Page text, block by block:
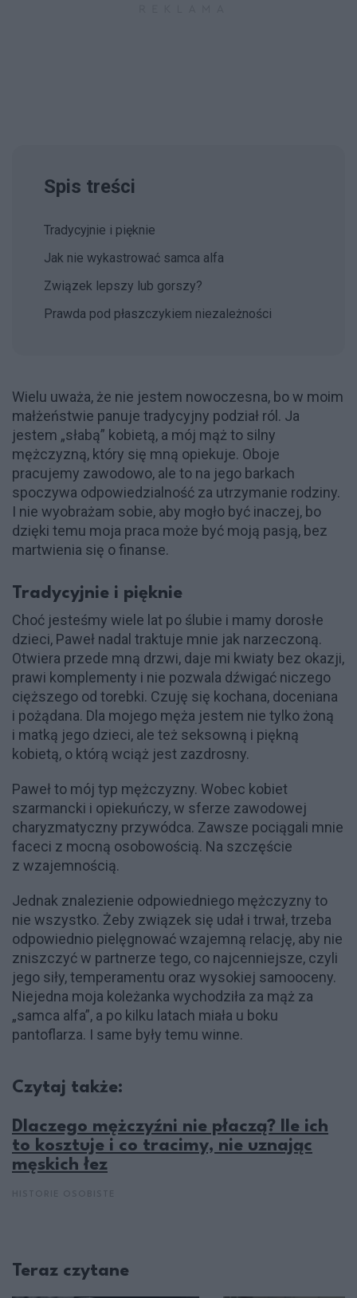
Spis treści
Tradycyjnie i pięknie
Jak nie wykastrować samca alfa
Związek lepszy lub gorszy?
Prawda pod płaszczykiem niezależności
Wielu uważa, że nie jestem nowoczesna, bo w moim
małżeństwie panuje tradycyjny podział ról. Ja
jestem „słabą” kobietą, a mój mąż to silny
mężczyzną, który się mną opiekuje. Oboje
pracujemy zawodowo, ale to na jego barkach
spoczywa odpowiedzialność za utrzymanie rodziny.
I nie wyobrażam sobie, aby mogło być inaczej, bo
dzięki temu moja praca może być moją pasją, bez
martwienia się o finanse.
Tradycyjnie i pięknie
Choć jesteśmy wiele lat po ślubie i mamy dorosłe
dzieci, Paweł nadal traktuje mnie jak narzeczoną.
Otwiera przede mną drzwi, daje mi kwiaty bez okazji,
prawi komplementy i nie pozwala dźwigać niczego
cięższego od torebki. Czuję się kochana, doceniana
i pożądana. Dla mojego męża jestem nie tylko żoną
i matką jego dzieci, ale też seksowną i piękną
kobietą, o którą wciąż jest zazdrosny.
Paweł to mój typ mężczyzny. Wobec kobiet
szarmancki i opiekuńczy, w sferze zawodowej
charyzmatyczny przywódca. Zawsze pociągali mnie
faceci z mocną osobowością. Na szczęście
z wzajemnością.
Jednak znalezienie odpowiedniego mężczyzny to
nie wszystko. Żeby związek się udał i trwał, trzeba
odpowiednio pielęgnować wzajemną relację, aby nie
zniszczyć w partnerze tego, co najcenniejsze, czyli
jego siły, temperamentu oraz wysokiej samooceny.
Niejedna moja koleżanka wychodziła za mąż za
„samca alfa”, a po kilku latach miała u boku
pantoflarza. I same były temu winne.
Czytaj także:
Dlaczego mężczyźni nie płaczą? Ile ich
to kosztuje i co tracimy, nie uznając
męskich łez
Teraz czytane